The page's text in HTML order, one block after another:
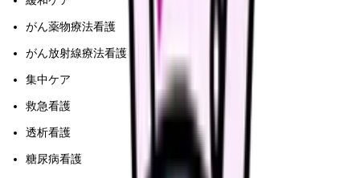
がん薬物療法看護
がん放射線療法看護
集中ケア
救急看護
透析看護
糖尿病看護